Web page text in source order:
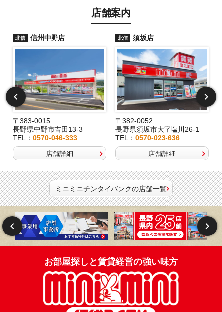
店舗案内
北信 信州中野店
〒383-0015
長野県中野市吉田13-3
TEL： 0570-046-333
店舗詳細
北信 須坂店
〒382-0052
長野県須坂市大字塩川26-1
TEL：0570-023-636
店舗詳細
ミニミニチンタイバンクの店舗一覧
お部屋探しと賃貸経営の強い味方